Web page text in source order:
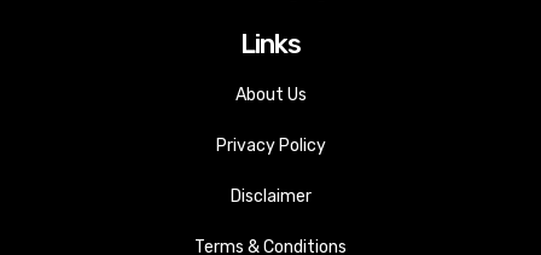
Links
About Us
Privacy Policy
Disclaimer
Terms & Conditions